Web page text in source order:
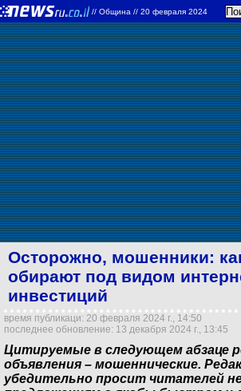
// Община // 20 февраля 2024
Осторожно, мошенники:
обирают под видом
инвестиций
время публикаци: 20 февраля 2024 г., 14:50
последнее обновление: 13 декабря 2024 г., 13:45
Цитируемые в следующем абзаце
объявления – мошеннические.
убедительно просит читателей